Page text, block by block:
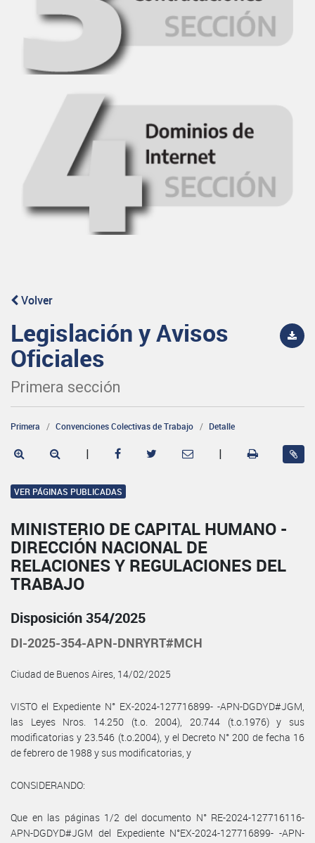
Volver
Legislación y Avisos
Oficiales
Primera sección
Primera Convenciones Colectivas de Trabajo Detalle
| |
VER PÁGINAS PUBLICADAS
MINISTERIO DE CAPITAL HUMANO -
DIRECCIÓN NACIONAL DE
RELACIONES Y REGULACIONES DEL
TRABAJO
Disposición 354/2025
DI-2025-354-APN-DNRYRT#MCH
Ciudad de Buenos Aires, 14/02/2025
VISTO el Expediente N° EX-2024-127716899- -APN-DGDYD#JGM,
las Leyes Nros. 14.250 (t.o. 2004), 20.744 (t.o.1976) y sus
modificatorias y 23.546 (t.o.2004), y el Decreto N° 200 de fecha 16
de febrero de 1988 y sus modificatorias, y
CONSIDERANDO:
Que en las páginas 1/2 del documento N° RE-2024-127716116-
APN-DGDYD#JGM del Expediente N°EX-2024-127716899- -APN-